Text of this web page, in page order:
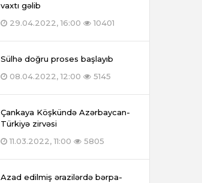
vaxtı gəlib
29.04.2022, 16:00
10401
Sülhə doğru proses başlayıb
08.04.2022, 12:00
5145
Çankaya Köşkündə Azərbaycan-
Türkiyə zirvəsi
11.03.2022, 11:00
5805
Azad edilmiş ərazilərdə bərpa-